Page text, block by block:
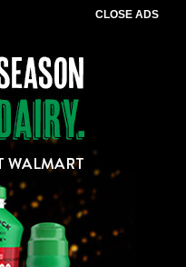
CLOSE ADS